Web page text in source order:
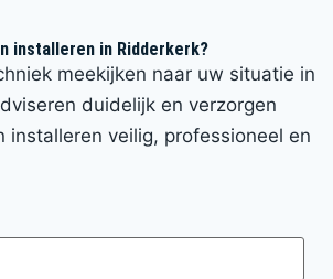
installeren in Ridderkerk?
meekijken naar uw situatie in
duidelijk en verzorgen
installeren veilig, professioneel en